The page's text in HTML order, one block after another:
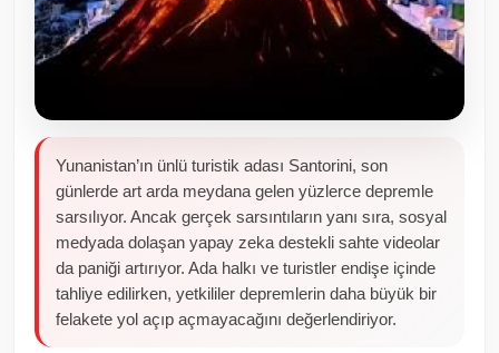
Resmi Reklamlar
Yunanistan’ın ünlü turistik adası Santorini, son
günlerde art arda meydana gelen yüzlerce depremle
sarsılıyor. Ancak gerçek sarsıntıların yanı sıra, sosyal
medyada dolaşan yapay zeka destekli sahte videolar
da paniği artırıyor. Ada halkı ve turistler endişe içinde
tahliye edilirken, yetkililer depremlerin daha büyük bir
felakete yol açıp açmayacağını değerlendiriyor.